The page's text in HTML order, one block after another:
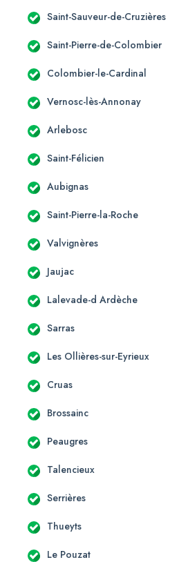
Saint-Sauveur-de-Cruzières
Saint-Pierre-de-Colombier
Colombier-le-Cardinal
Vernosc-lès-Annonay
Arlebosc
Saint-Félicien
Aubignas
Saint-Pierre-la-Roche
Valvignères
Jaujac
Lalevade-d Ardèche
Sarras
Les Ollières-sur-Eyrieux
Cruas
Brossainc
Peaugres
Talencieux
Serrières
Thueyts
Le Pouzat